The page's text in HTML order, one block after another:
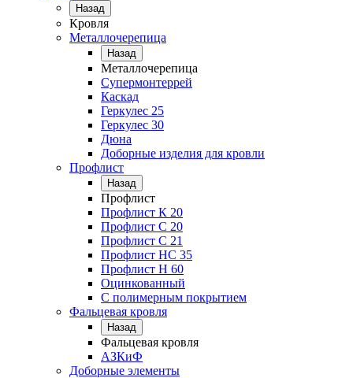
Назад
Кровля
Металлочерепица
Назад
Металлочерепица
Супермонтеррей
Каскад
Геркулес 25
Геркулес 30
Дюна
Доборные изделия для кровли
Профлист
Назад
Профлист
Профлист К 20
Профлист С 20
Профлист C 21
Профлист НС 35
Профлист Н 60
Оцинкованный
С полимерным покрытием
Фальцевая кровля
Назад
Фальцевая кровля
АЗКиФ
Доборные элементы